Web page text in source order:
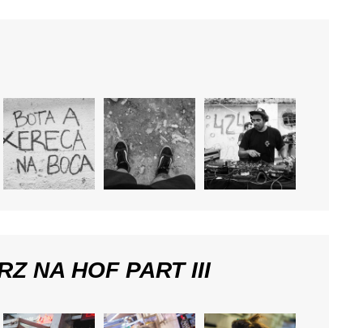
NA HOF PART III